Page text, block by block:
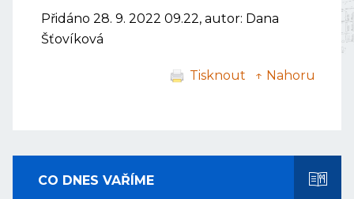
Přidáno 28. 9. 2022 09.22, autor: Dana
Šťovíková
Tisknout ↑ Nahoru
CO DNES VAŘÍME